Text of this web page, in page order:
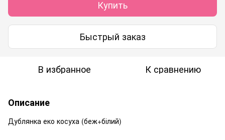
Купить
Быстрый заказ
В избранное К сравнению
Описание
Дублянка еко косуха (беж+білий)